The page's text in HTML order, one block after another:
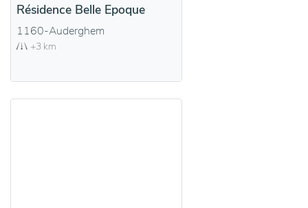
Résidence Belle Epoque
1160-Auderghem
+3 km